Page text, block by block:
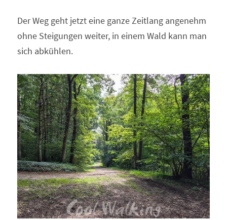
Der Weg geht jetzt eine ganze Zeitlang angenehm
ohne Steigungen weiter, in einem Wald kann man
sich abkühlen.